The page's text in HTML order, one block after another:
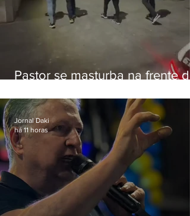
Pastor se masturba na frente de
Jornal Daki
há 11 horas